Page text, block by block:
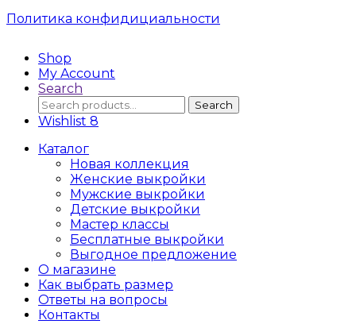
Политика конфидициальности
Shop
My Account
Search
Search
for:
Search
Wishlist 8
Каталог
Новая коллекция
Женские выкройки
Мужские выкройки
Детские выкройки
Мастер классы
Бесплатные выкройки
Выгодное предложение
О магазине
Как выбрать размер
Ответы на вопросы
Контакты